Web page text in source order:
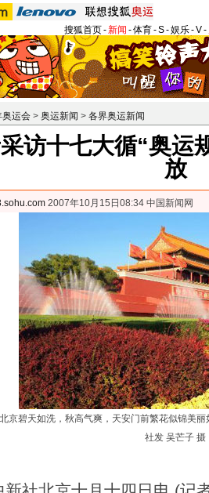
搜狐首页-新闻 -体育-S-娱乐-V-
运会 > 奥运新闻 > 各界奥运新闻
访十七大循“奥运
放
2007年10月15日08:34 中国新闻网
京碧天如洗，秋高气爽，天安门前繁花似锦美
社发 吴芒子 摄